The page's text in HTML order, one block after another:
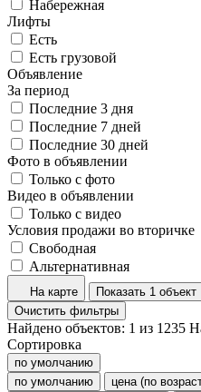
Набережная
Лифты
Есть
Есть грузовой
Объявление
За период
Последние 3 дня
Последние 7 дней
Последние 30 дней
Фото в объявлении
Только с фото
Видео в объявлении
Только с видео
Условия продажи во вторичке
Свободная
Альтернативная
На карте
Показать 1 объект
Очистить фильтры
Найдено объектов: 1 из 1235
Сортировка
по умолчанию
по умолчанию
цена (по